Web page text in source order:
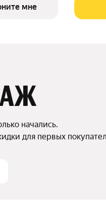
мне
начались.
для первых